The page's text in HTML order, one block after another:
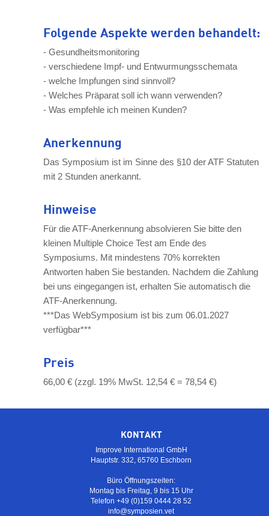
Folgende Aspekte werden behandelt:
- Gesundheitsmonitoring
- verschiedene Impf- und Entwurmungsschemata
- welche Impfungen sind sinnvoll?
- Welches Präparat soll ich wann verwenden?
- Was empfehle ich meinen Kunden?
Anerkennung
Das Symposium ist im Sinne des §10 der ATF Statuten
mit 2 Stunden anerkannt.
Hinweise
Für die ATF-Anerkennung absolvieren Sie bitte den
kleinen Multiple Choice Test am Ende des
Symposiums. Mit mindestens 70% korrekten
Antworten haben Sie bestanden. Nachdem die Zahlung
bei uns eingegangen ist, erhalten Sie automatisch die
ATF-Anerkennung.
***Das WebSymposium ist bis zum 06.01.2027
verfügbar***
Preis
66,00 € (zzgl. 19% MwSt. 12,54 € = 78,54 €)
KONTAKT
Improve International GmbH
Hauptstr. 332, 65760 Eschborn
Büro Öffnungszeiten:
Montag bis Freitag, 9 bis 15 Uhr
Telefon +49 (0)159 0444 28 52
info@symposien.vet